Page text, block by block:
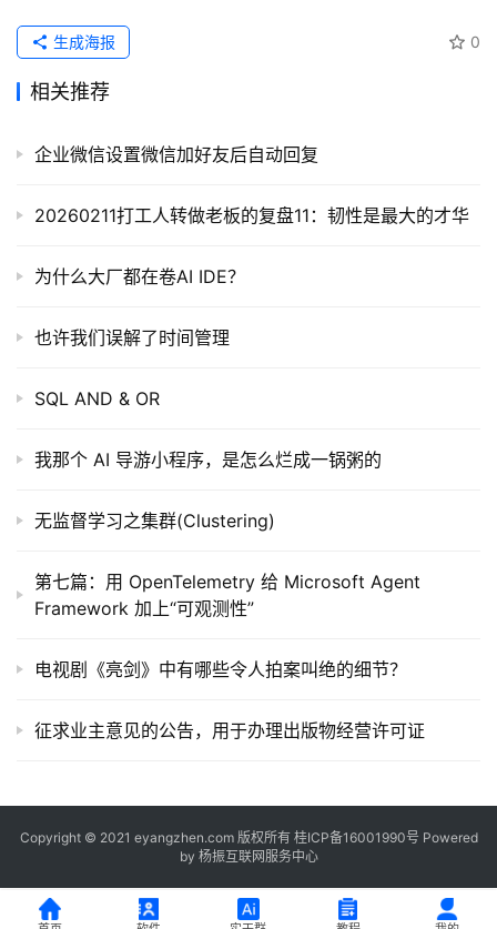
0
生成海报
相关推荐
企业微信设置微信加好友后自动回复
20260211打工人转做老板的复盘11：韧性是最大的才华
为什么大厂都在卷AI IDE？
也许我们误解了时间管理
SQL AND & OR
我那个 AI 导游小程序，是怎么烂成一锅粥的
无监督学习之集群(Clustering)
第七篇：用 OpenTelemetry 给 Microsoft Agent
Framework 加上“可观测性”
电视剧《亮剑》中有哪些令人拍案叫绝的细节？
征求业主意见的公告，用于办理出版物经营许可证
Copyright © 2021 eyangzhen.com 版权所有 桂ICP备16001990号 Powered
by 杨振互联网服务中心